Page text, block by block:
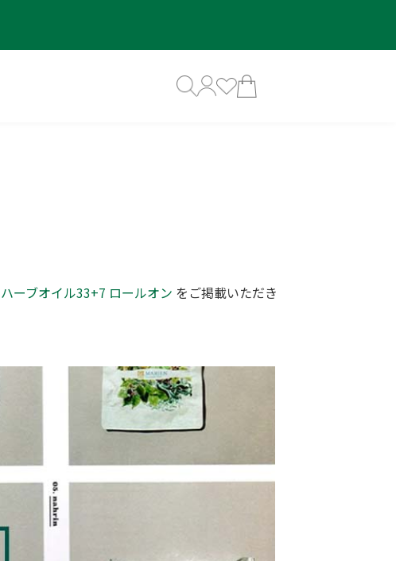
ハーブオイル33+7 ロールオン をご掲載いただき